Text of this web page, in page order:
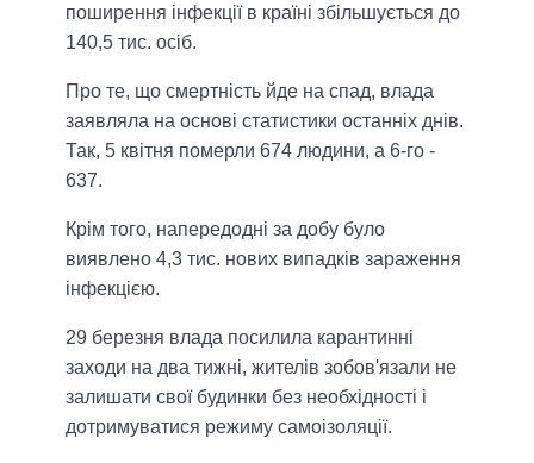
поширення інфекції в країні збільшується до
140,5 тис. осіб.
Про те, що смертність йде на спад, влада
заявляла на основі статистики останніх днів.
Так, 5 квітня померли 674 людини, а 6-го -
637.
Крім того, напередодні за добу було
виявлено 4,3 тис. нових випадків зараження
інфекцією.
29 березня влада посилила карантинні
заходи на два тижні, жителів зобов'язали не
залишати свої будинки без необхідності і
дотримуватися режиму самоізоляції.